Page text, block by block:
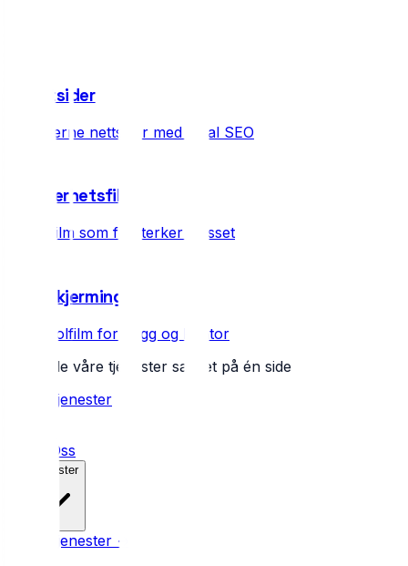
Nettsider
Moderne nettsider med lokal SEO
Sikkerhetsfilm
3M-film som forsterker glasset
Solskjerming
3M solfilm for bygg og kontor
Se alle våre tjenester samlet på én side
Alle tjenester
Om Oss
Tjenester
Alle tjenester →